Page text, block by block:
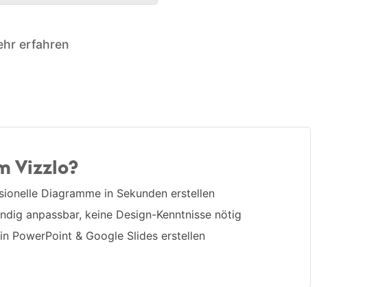
erfahren
Vizzlo?
Diagramme in Sekunden erstellen
anpassbar, keine Design-Kenntnisse nötig
PowerPoint & Google Slides erstellen